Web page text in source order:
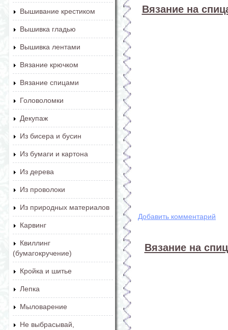
Вышивание крестиком
Вышивка гладью
Вышивка лентами
Вязание крючком
Вязание спицами
Головоломки
Декупаж
Из бисера и бусин
Из бумаги и картона
Из дерева
Из проволоки
Из природных материалов
Карвинг
Квиллинг
(бумагокручение)
Кройка и шитье
Лепка
Мыловарение
Не выбрасывай,
Вязание на
Добавить комментарий
Вязание на